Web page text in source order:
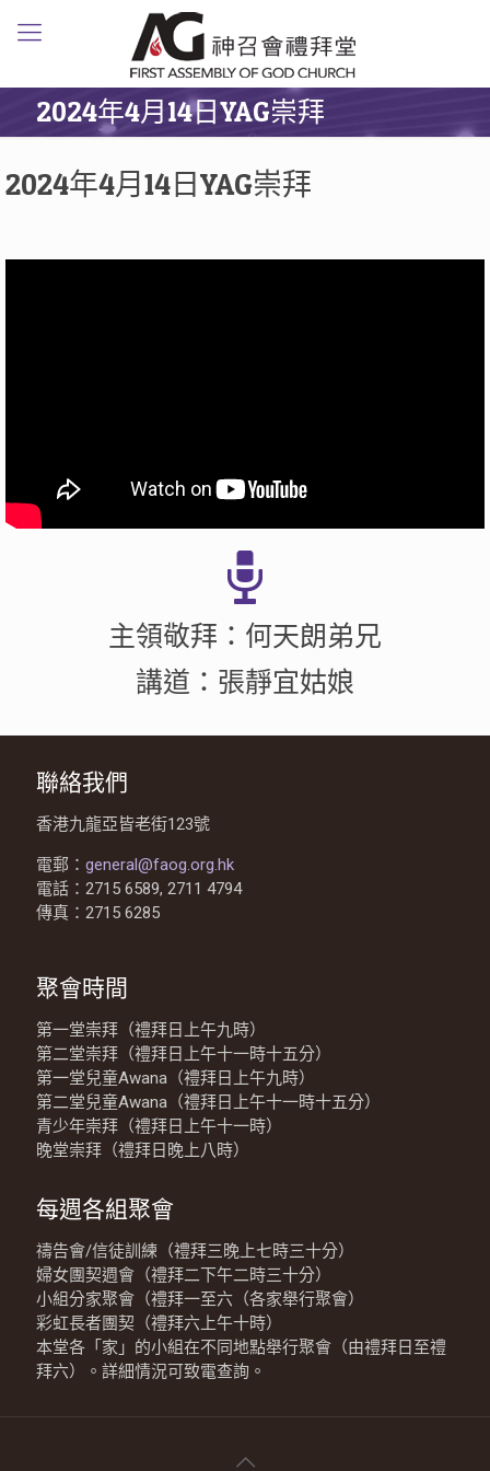
2024年4月14日YAG崇拜
2024年4月14日YAG崇拜
主領敬拜：何天朗弟兄
講道：張靜宜姑娘
聯絡我們
香港九龍亞皆老街123號
電郵： general@faog.org.hk
電話：2715 6589, 2711 4794
傳真：2715 6285
聚會時間
第一堂崇拜（禮拜日上午九時）
第二堂崇拜（禮拜日上午十一時十五分）
第一堂兒童Awana（禮拜日上午九時）
第二堂兒童Awana（禮拜日上午十一時十五分）
青少年崇拜（禮拜日上午十一時）
晚堂崇拜（禮拜日晚上八時）
每週各組聚會
禱告會/信徒訓練（禮拜三晚上七時三十分）
婦女團契週會（禮拜二下午二時三十分）
小組分家聚會（禮拜一至六（各家舉行聚會）
彩虹長者團契（禮拜六上午十時）
本堂各「家」的小組在不同地點舉行聚會（由禮拜日至禮
拜六）。詳細情況可致電查詢。